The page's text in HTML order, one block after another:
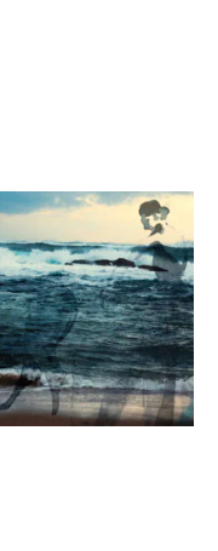
子, イザベラ・バル
du Désert :
聲
G-77